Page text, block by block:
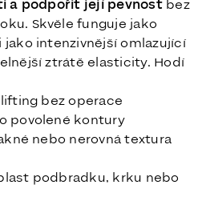
a podpořit její pevnostbez
Skvěle funguje jako
intenzivnější omlazující
ztrátě elasticity. Hodí
bez operace
povolené kontury
nebo nerovná textura
podbradku, krku nebo